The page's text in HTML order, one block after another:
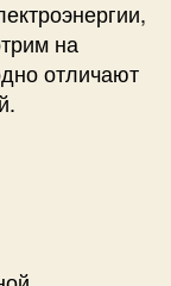
на
отличают